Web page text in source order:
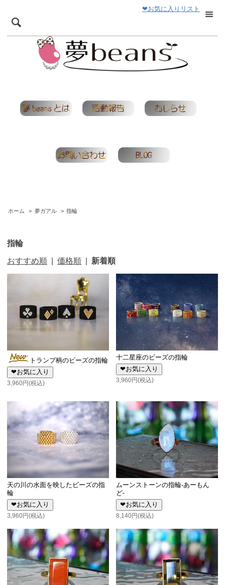
❤お気に入りリスト
ホーム > 夢ガアル > 指輪
指輪
おすすめ順 価格順 新着順
トランプ柄のビーズの指輪
❤お気に入り
3,960円(税込)
十二星座のビーズの指輪
❤お気に入り
3,960円(税込)
天の川の水面を映したビーズの指
輪
❤お気に入り
3,960円(税込)
ムーンストーンの指輪-あーもん
ど-
❤お気に入り
8,140円(税込)